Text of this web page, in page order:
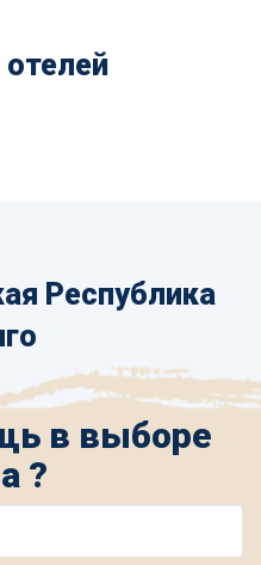
отелей
Республика
в выборе
?